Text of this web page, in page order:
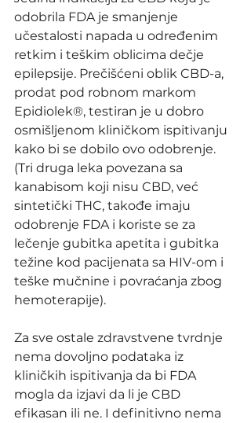
odobrila FDA je smanjenje
učestalosti napada u određenim
retkim i teškim oblicima dečje
epilepsije. Prečišćeni oblik CBD-a,
prodat pod robnom markom
Epidiolek®, testiran je u dobro
osmišljenom kliničkom ispitivanju
kako bi se dobilo ovo odobrenje.
(Tri druga leka povezana sa
kanabisom koji nisu CBD, već
sintetički THC, takođe imaju
odobrenje FDA i koriste se za
lečenje gubitka apetita i gubitka
težine kod pacijenata sa HIV-om i
teške mučnine i povraćanja zbog
hemoterapije).
Za sve ostale zdravstvene tvrdnje
nema dovoljno podataka iz
kliničkih ispitivanja da bi FDA
mogla da izjavi da li je CBD
efikasan ili ne. I definitivno nema